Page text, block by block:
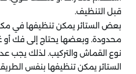
قبل التنظيف.
بعض الستائر يمكن تنظيفها في
محدودة. وبعضها يحتاج إلى فك
نوع القماش والتركيب. لذلك يجب
الستائر يمكن تنظيفها بنفس